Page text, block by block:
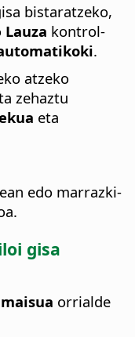
bistaratzeko,
Lauza kontrol-
.
atzeko
zehaztu
eta
edo marrazki-
gisa
orrialde